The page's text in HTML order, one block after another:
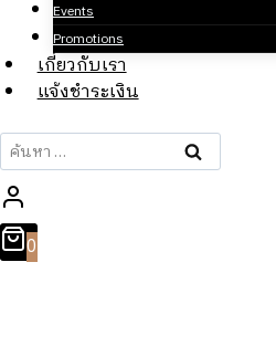
Events
Promotions
เกี่ยวกับเรา
แจ้งชำระเงิน
ค้นหา
สำหรับ:
0